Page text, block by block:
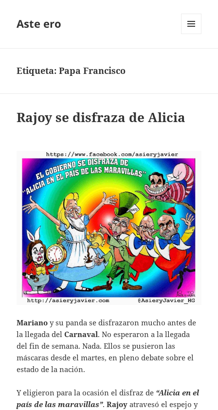
Aste ero
Etiqueta:Papa Francisco
Rajoy se disfraza de Alicia
Mariano y su panda se disfrazaron mucho antes de
la llegada del Carnaval. No esperaron a la llegada
del fin de semana. Nada. Ellos se pusieron las
máscaras desde el martes, en pleno debate sobre el
estado de la nación.
Y eligieron para la ocasión el disfraz de “Alicia en el
país de las maravillas”.Rajoy atravesó el espejo y